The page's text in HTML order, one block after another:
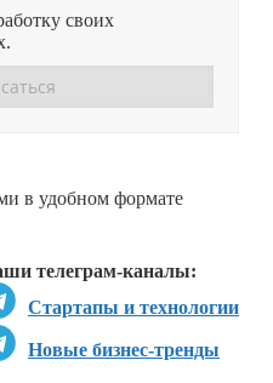
своих
в удобном формате
телеграм-каналы:
Стартапы и технологии
Новые бизнес-тренды